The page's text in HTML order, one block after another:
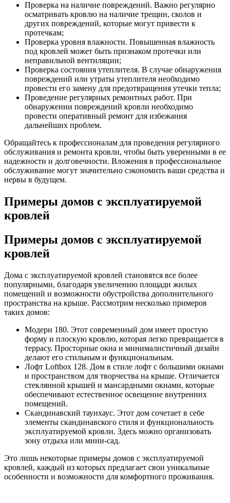
Проверка на наличие повреждений. Важно регулярно
осматривать кровлю на наличие трещин, сколов и
других повреждений, которые могут привести к
протечкам;
Проверка уровня влажности. Повышенная влажность
под кровлей может быть признаком протечки или
неправильной вентиляции;
Проверка состояния утеплителя. В случае обнаружения
повреждений или утраты утеплителя необходимо
провести его замену для предотвращения утечки тепла;
Проведение регулярных ремонтных работ. При
обнаружении повреждений кровли необходимо
провести оперативный ремонт для избежания
дальнейших проблем.
Обращайтесь к профессионалам для проведения регулярного
обслуживания и ремонта кровли, чтобы быть уверенными в ее
надежности и долговечности. Вложения в профессиональное
обслуживание могут значительно сэкономить ваши средства и
нервы в будущем.
Примеры домов с эксплуатируемой
кровлей
Примеры домов с эксплуатируемой
кровлей
Дома с эксплуатируемой кровлей становятся все более
популярными, благодаря увеличению площади жилых
помещений и возможности обустройства дополнительного
пространства на крыше. Рассмотрим несколько примеров
таких домов:
Модерн 180. Этот современный дом имеет простую
форму и плоскую кровлю, которая легко превращается в
террасу. Просторные окна и минималистичный дизайн
делают его стильным и функциональным.
Лофт Loftbox 128. Дом в стиле лофт с большими окнами
и пространством для творчества на крыше. Отличается
стеклянной крышей и мансардными окнами, которые
обеспечивают естественное освещение внутренних
помещений.
Скандинавский таунхаус. Этот дом сочетает в себе
элементы скандинавского стиля и функциональность
эксплуатируемой кровли. Здесь можно организовать
зону отдыха или мини-сад.
Это лишь некоторые примеры домов с эксплуатируемой
кровлей, каждый из которых предлагает свои уникальные
особенности и возможности для комфортного проживания.